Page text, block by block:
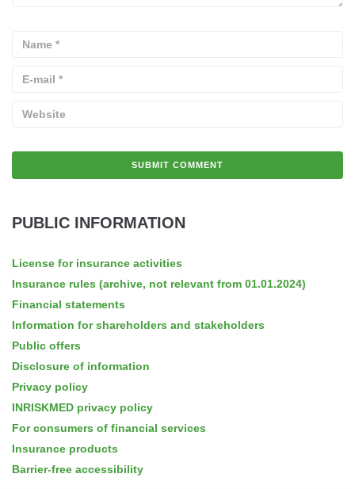
PUBLIC INFORMATION
License for insurance activities
Insurance rules (archive, not relevant from 01.01.2024)
Financial statements
Information for shareholders and stakeholders
Public offers
Disclosure of information
Privacy policy
INRISKMED privacy policy
For consumers of financial services
Insurance products
Barrier-free accessibility